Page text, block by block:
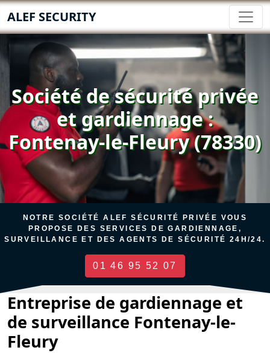
ALEF SECURITY
Société de sécurité privée
et gardiennage :
Fontenay-le-Fleury (78330)
NOTRE SOCIÉTÉ ALEF SÉCURITÉ PRIVÉE VOUS
PROPOSE DES SERVICES DE GARDIENNAGE,
SURVEILLANCE ET DES AGENTS DE SÉCURITÉ 24H/24.
01 46 95 52 07
Entreprise de gardiennage et
de surveillance Fontenay-le-
Fleury